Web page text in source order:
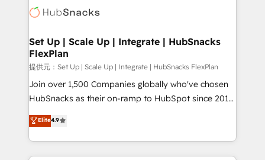
WooCommerce, BuilderTrend, and more Experience
the difference — reach out to see how AI + HubSpot
HubSpot development: websites, custom modules,
marketing, advertising, campaigns, content and
design We connect people, data and technology to
improve customer experiences. With our bright
people, exciting ideas and can-do mentality, we
ensure revenue growth on a daily basis. So tell us
team of 100+ experts is ready for you! Driving digital
growth | www.brightdigital.com
Set Up | Scale Up | Integrate | HubSnacks
FlexPlan
提供元：Set Up | Scale Up | Integrate | HubSnacks FlexPlan
Join over 1,500 Companies globally who've chosen
HubSnacks as their on-ramp to HubSpot since 2014
Simple pay-as-you-go plans that accelerate value...
1️⃣ Set Up | Onboarding New or Check-fixing existing
HubSpot portals 2️⃣ Scale Up | 100% HubSpot Task
Execution... Global 24/7 ... All Experts 3️⃣ Integrate |
Elite4.9